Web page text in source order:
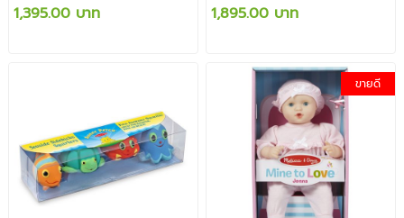
เรื่องสี และ ส่งเสริมการ
1,395.00 บาท 1,895.00 บาท
ขายดี